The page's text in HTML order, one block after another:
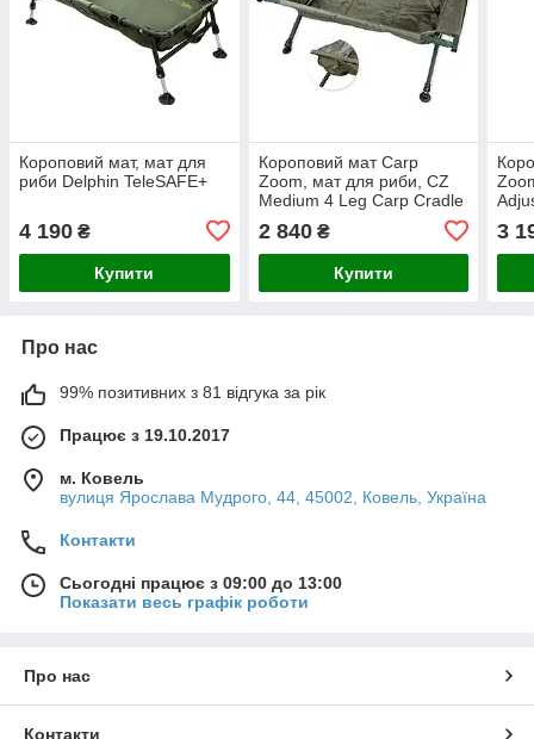
Короповий мат, мат для
риби Delphin TeleSAFE+
4 190 ₴
Купити
Короповий мат Carp
Zoom, мат для риби, CZ
Medium 4 Leg Carp Cradle
2 840₴
Купити
3
Про нас
99% позитивних з 81 відгука за рік
Працює з 19.10.2017
м. Ковель
вулиця Ярослава Мудрого, 44, 45002, Ковель, Україна
Контакти
Сьогодні працює з 09:00 до 13:00
Показати весь графік роботи
Про нас
Контакти